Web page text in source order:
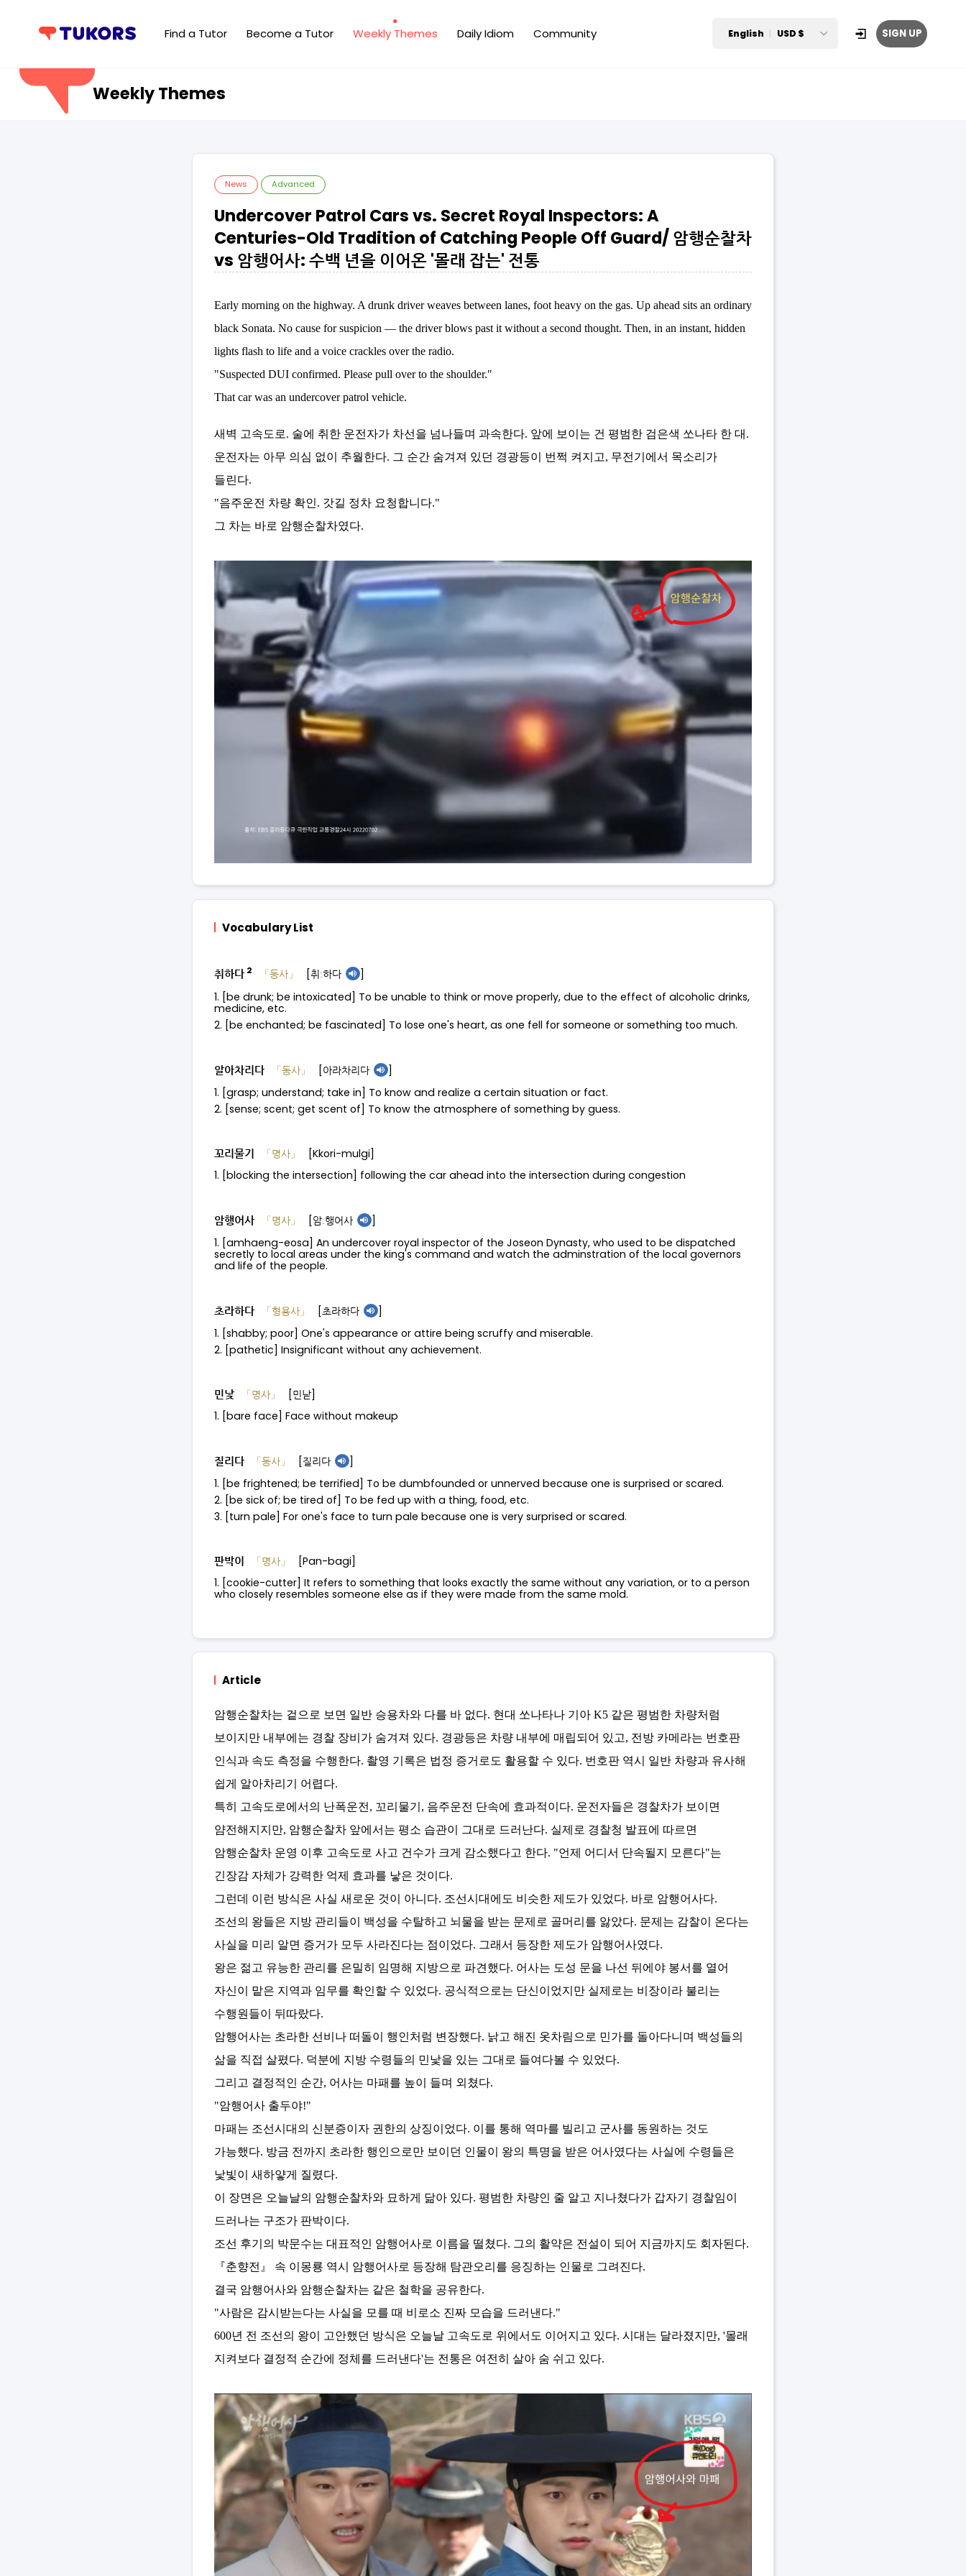
Find a Tutor Become a Tutor Weekly Themes Daily Idiom Community English USD $ SIGN UP
Weekly Themes
News Advanced
Undercover Patrol Cars vs. Secret Royal Inspectors: A
Centuries-Old Tradition of Catching People Off Guard/ 암행순찰차
vs 암행어사: 수백 년을 이어온 '몰래 잡는' 전통
Early morning on the highway. A drunk driver weaves between lanes, foot heavy on the gas. Up ahead sits an ordinary
black Sonata. No cause for suspicion — the driver blows past it without a second thought. Then, in an instant, hidden
lights flash to life and a voice crackles over the radio.
"Suspected DUI confirmed. Please pull over to the shoulder."
That car was an undercover patrol vehicle.
새벽 고속도로. 술에 취한 운전자가 차선을 넘나들며 과속한다. 앞에 보이는 건 평범한 검은색 쏘나타 한 대.
운전자는 아무 의심 없이 추월한다. 그 순간 숨겨져 있던 경광등이 번쩍 켜지고, 무전기에서 목소리가
들린다.
"음주운전 차량 확인. 갓길 정차 요청합니다."
그 차는 바로 암행순찰차였다.
Vocabulary List
취하다 2 「동사」 [취ː하다
]
1. [be drunk; be intoxicated] To be unable to think or move properly, due to the effect of alcoholic drinks,
medicine, etc.
2. [be enchanted; be fascinated] To lose one's heart, as one fell for someone or something too much.
알아차리다 「동사」 [아라차리다
]
1. [grasp; understand; take in] To know and realize a certain situation or fact.
2. [sense; scent; get scent of] To know the atmosphere of something by guess.
꼬리물기 「명사」
[Kkori-mulgi]
1. [blocking the intersection] following the car ahead into the intersection during congestion
암행어사 「명사」 [암ː행어사
]
1. [amhaeng-eosa] An undercover royal inspector of the Joseon Dynasty, who used to be dispatched
secretly to local areas under the king's command and watch the adminstration of the local governors
and life of the people.
초라하다 「형용사」 [초라하다
]
1. [shabby; poor] One's appearance or attire being scruffy and miserable.
2. [pathetic] Insignificant without any achievement.
민낯 「명사」
[민낟]
1. [bare face] Face without makeup
질리다 「동사」 [질리다
]
1. [be frightened; be terrified] To be dumbfounded or unnerved because one is surprised or scared.
2. [be sick of; be tired of] To be fed up with a thing, food, etc.
3. [turn pale] For one's face to turn pale because one is very surprised or scared.
판박이 「명사」
[Pan-bagi]
1. [cookie-cutter] It refers to something that looks exactly the same without any variation, or to a person
who closely resembles someone else as if they were made from the same mold.
Article
암행순찰차는 겉으로 보면 일반 승용차와 다를 바 없다. 현대 쏘나타나 기아 K5 같은 평범한 차량처럼
보이지만 내부에는 경찰 장비가 숨겨져 있다. 경광등은 차량 내부에 매립되어 있고, 전방 카메라는 번호판
인식과 속도 측정을 수행한다. 촬영 기록은 법정 증거로도 활용할 수 있다. 번호판 역시 일반 차량과 유사해
쉽게 알아차리기 어렵다.
특히 고속도로에서의 난폭운전, 꼬리물기, 음주운전 단속에 효과적이다. 운전자들은 경찰차가 보이면
얌전해지지만, 암행순찰차 앞에서는 평소 습관이 그대로 드러난다. 실제로 경찰청 발표에 따르면
암행순찰차 운영 이후 고속도로 사고 건수가 크게 감소했다고 한다. "언제 어디서 단속될지 모른다"는
긴장감 자체가 강력한 억제 효과를 낳은 것이다.
그런데 이런 방식은 사실 새로운 것이 아니다. 조선시대에도 비슷한 제도가 있었다. 바로 암행어사다.
조선의 왕들은 지방 관리들이 백성을 수탈하고 뇌물을 받는 문제로 골머리를 앓았다. 문제는 감찰이 온다는
사실을 미리 알면 증거가 모두 사라진다는 점이었다. 그래서 등장한 제도가 암행어사였다.
왕은 젊고 유능한 관리를 은밀히 임명해 지방으로 파견했다. 어사는 도성 문을 나선 뒤에야 봉서를 열어
자신이 맡은 지역과 임무를 확인할 수 있었다. 공식적으로는 단신이었지만 실제로는 비장이라 불리는
수행원들이 뒤따랐다.
암행어사는 초라한 선비나 떠돌이 행인처럼 변장했다. 낡고 해진 옷차림으로 민가를 돌아다니며 백성들의
삶을 직접 살폈다. 덕분에 지방 수령들의 민낯을 있는 그대로 들여다볼 수 있었다.
그리고 결정적인 순간, 어사는 마패를 높이 들며 외쳤다.
"암행어사 출두야!"
마패는 조선시대의 신분증이자 권한의 상징이었다. 이를 통해 역마를 빌리고 군사를 동원하는 것도
가능했다. 방금 전까지 초라한 행인으로만 보이던 인물이 왕의 특명을 받은 어사였다는 사실에 수령들은
낯빛이 새하얗게 질렸다.
이 장면은 오늘날의 암행순찰차와 묘하게 닮아 있다. 평범한 차량인 줄 알고 지나쳤다가 갑자기 경찰임이
드러나는 구조가 판박이다.
조선 후기의 박문수는 대표적인 암행어사로 이름을 떨쳤다. 그의 활약은 전설이 되어 지금까지도 회자된다.
『춘향전』 속 이몽룡 역시 암행어사로 등장해 탐관오리를 응징하는 인물로 그려진다.
결국 암행어사와 암행순찰차는 같은 철학을 공유한다.
"사람은 감시받는다는 사실을 모를 때 비로소 진짜 모습을 드러낸다."
600년 전 조선의 왕이 고안했던 방식은 오늘날 고속도로 위에서도 이어지고 있다. 시대는 달라졌지만, '몰래
지켜보다 결정적 순간에 정체를 드러낸다'는 전통은 여전히 살아 숨 쉬고 있다.